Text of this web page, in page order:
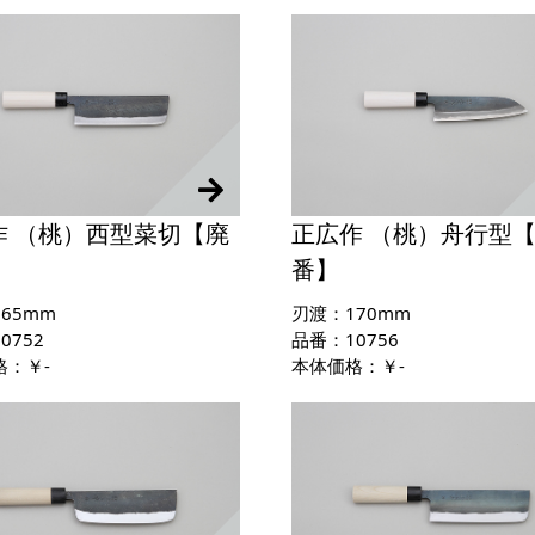
（桃）西型菜切【廃
：￥-
正広作 （桃）舟行型
番】
刃渡：170mm
品番：10756
本体価格：￥-